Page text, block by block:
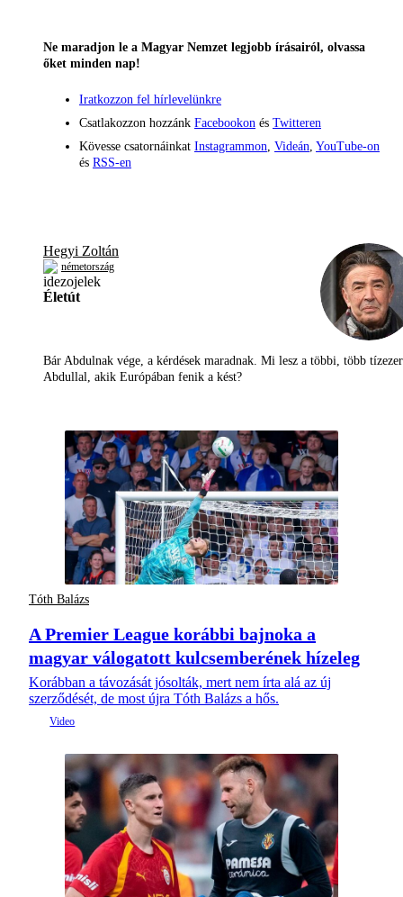
Ne maradjon le a Magyar Nemzet legjobb írásairól, olvassa
őket minden nap!
Iratkozzon fel hírlevelünkre
Csatlakozzon hozzánk Facebookon és Twitteren
Kövesse csatornáinkat Instagrammon Videán YouTube-on
és RSS-en
Hegyi Zoltán
németország
Életút
Bár Abdulnak vége, a kérdések maradnak. Mi lesz a többi, több tízezer
Abdullal, akik Európában fenik a kést?
Tóth Balázs
A Premier League korábbi bajnoka a
magyar válogatott kulcsemberének hízeleg
Korábban a távozását jósolták, mert nem írta alá az új
szerződését, de most újra Tóth Balázs a hős.